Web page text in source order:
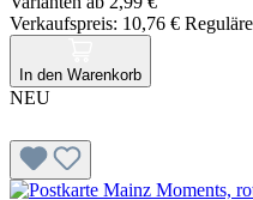
Verkaufspreis: 10,76 €
In den Warenkorb
NEU